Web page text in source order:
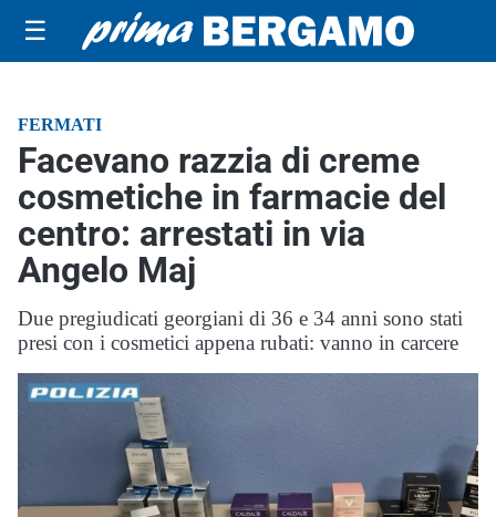
☰
FERMATI
Facevano razzia di creme
cosmetiche in farmacie del
centro: arrestati in via
Angelo Maj
Due pregiudicati georgiani di 36 e 34 anni sono stati
presi con i cosmetici appena rubati: vanno in carcere